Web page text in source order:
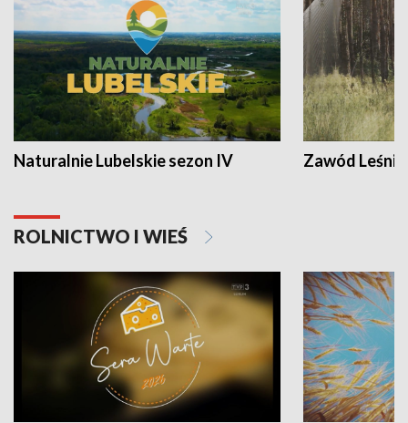
Naturalnie Lubelskie sezon IV Zawód Leśnik
ROLNICTWO I WIEŚ